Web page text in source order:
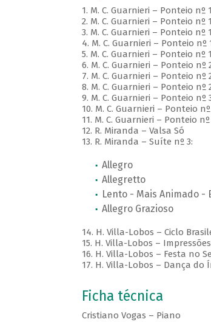
1. M. C. Guarnieri – Ponteio nº
2. M. C. Guarnieri – Ponteio nº
3. M. C. Guarnieri – Ponteio nº
4. M. C. Guarnieri – Ponteio
5. M. C. Guarnieri – Ponteio nº
6. M. C. Guarnieri – Ponteio nº
7. M. C. Guarnieri – Ponteio nº
8. M. C. Guarnieri – Ponteio nº
9. M. C. Guarnieri – Ponteio nº
10. M. C. Guarnieri – Ponteio
11. M. C. Guarnieri – Ponteio
12. R. Miranda – Valsa Só
13. R. Miranda – Suíte nº 3:
Allegro
Allegretto
Lento - Mais Animado -
Allegro Grazioso
14. H. Villa-Lobos – Ciclo
15. H. Villa-Lobos –
16. H. Villa-Lobos – Festa no
17. H. Villa-Lobos – Dança do
Ficha técnica
Cristiano Vogas – Piano